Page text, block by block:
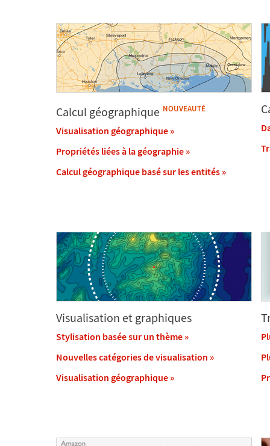
Calcul géographique NOUVEAUTÉ
Visualisation géographique »
Propriétés liées à la géographie »
Calcul géographique basé sur les entités »
Visualisation et graphiques
Stylisation basée sur un thème »
Nouvelles catégories de visualisation »
Visualisation géographique »